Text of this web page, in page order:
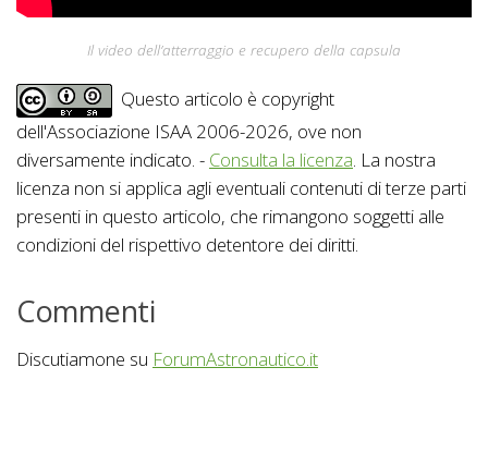
Il video dell’atterraggio e recupero della capsula
Questo articolo è copyright
dell'Associazione ISAA 2006-2026, ove non
diversamente indicato. - Consulta la licenza. La nostra
licenza non si applica agli eventuali contenuti di terze parti
presenti in questo articolo, che rimangono soggetti alle
condizioni del rispettivo detentore dei diritti.
Commenti
Discutiamone su ForumAstronautico.it